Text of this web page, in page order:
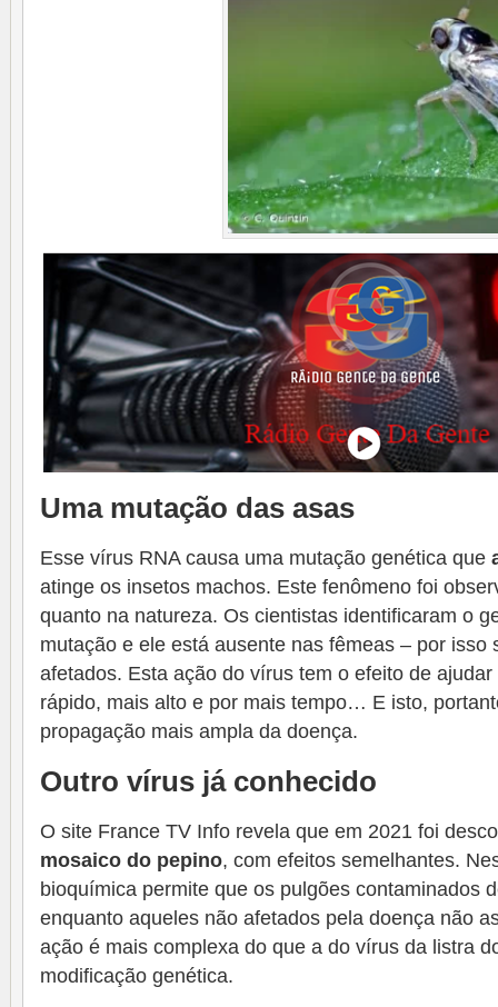
Uma mutação das asas
Esse vírus RNA causa uma mutação genética que
atinge os insetos machos. Este fenômeno foi
quanto na natureza. Os cientistas identificaram o
mutação e ele está ausente nas fêmeas – por isso
afetados. Esta ação do vírus tem o efeito de
rápido, mais alto e por mais tempo… E isto,
propagação mais ampla da doença.
Outro vírus já conhecido
O site France TV Info revela que em 2021 foi
mosaico do pepino, com efeitos semelhantes.
bioquímica permite que os pulgões contaminados
enquanto aqueles não afetados pela doença não
ação é mais complexa do que a do vírus da listra
modificação genética.